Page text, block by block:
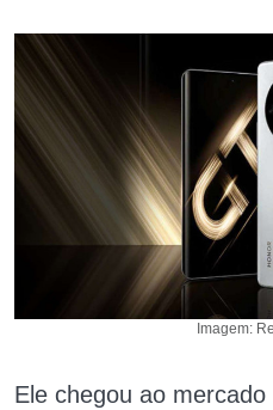
Imagem:
Ele chegou ao